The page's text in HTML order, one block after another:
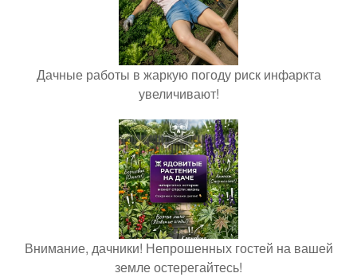
Дачные работы в жаркую погоду риск инфаркта
увеличивают!
Внимание, дачники! Непрошенных гостей на вашей
земле остерегайтесь!